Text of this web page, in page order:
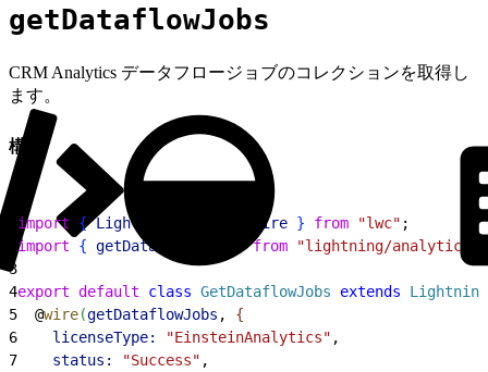
getDataflowJobs
CRM Analytics データフロージョブのコレクションを取得し
ます。
構文
import { LightningElement wire } from "lwc" ;
import { getDataflowJobs from "lightning/
3
4export default class GetDataflowJobs extends
5
  @
wire(getDataflowJobs , {
6
    licenseType:
"EinsteinAnalytics" ,
7
    status:
"Success" ,